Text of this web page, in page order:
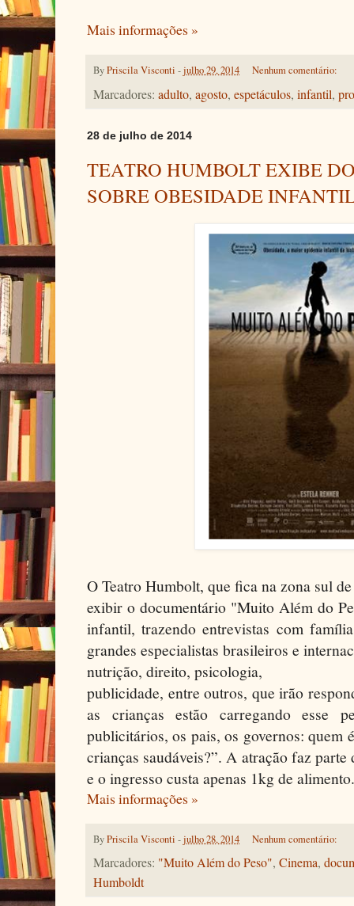
Mais informações »
ByPriscila Visconti -julho 29, 2014 Nenhum comentário:
Marcadores: adulto, agosto, espetáculos, infantil,
28 de julho de 2014
TEATRO HUMBOLT EXIBE
SOBRE OBESIDADE
O Teatro Humbolt, que fica na zona sul
exibir o documentário "Muito Além do
infantil, trazendo entrevistas com
grandes especialistas brasileiros e
nutrição, direito, psicologia,
publicidade, entre outros, que irão
as crianças estão carregando esse
publicitários, os pais, os governos: quem
crianças saudáveis?”. A atração faz
e o ingresso custa apenas 1kg de alimento.
Mais informações »
ByPriscila Visconti -julho 28, 2014 Nenhum comentário:
Marcadores: "Muito Além do Peso", Cinema,
Humboldt